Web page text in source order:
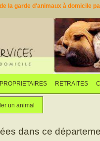
la garde d'animaux à domicile
PROPRIETAIRES
Faites garder votre animal
RETRAITES
Vous
un animal
dans ce